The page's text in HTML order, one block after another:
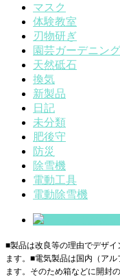
マスク
体験教室
刃物研ぎ
園芸ガーデニング
天然砥石
換気
新製品
日記
未分類
肥後守
防災
除雪機
電動工具
電動除雪機
■製品は改良等の理由でデザ
ます。■電気製品は国内（ア
ます。そのため箱などに開封